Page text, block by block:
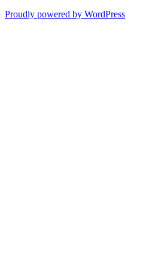
Proudly powered by WordPress